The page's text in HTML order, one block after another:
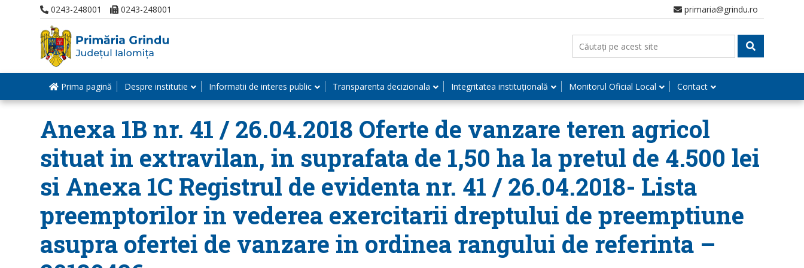
0243-248001 0243-248001 primaria@grindu.ro
Prima pagină Despre institutie Informatii de interes public Transparenta decizionala Integritatea instituțională Monitorul Oficial Local Contact
Anexa 1B nr. 41 / 26.04.2018 Oferte de vanzare teren agricol
situat in extravilan, in suprafata de 1,50 ha la pretul de 4.500 lei
si Anexa 1C Registrul de evidenta nr. 41 / 26.04.2018- Lista
preemptorilor in vederea exercitarii dreptului de preemptiune
asupra ofertei de vanzare in ordinea rangului de referinta –